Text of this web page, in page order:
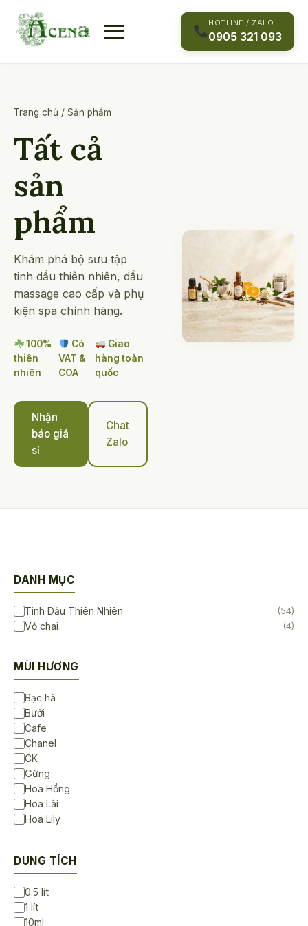
content
HOTLINE / ZALO
0905 321 093
Trang chủ / Sản phẩm
Tất cả
sản
phẩm
Khám phá bộ sưu tập
tinh dầu thiên nhiên, dầu
massage cao cấp và phụ
kiện spa chính hãng.
100%
thiên
nhiên
Có
VAT &
COA
Giao
hàng toàn
quốc
Nhận
báo giá
sỉ
Chat
Zalo
DANH MỤC
Tinh Dầu Thiên Nhiên (54)
Vỏ chai (4)
MÙI HƯƠNG
Bạc hà
Bưởi
Cafe
Chanel
CK
Gừng
Hoa Hồng
Hoa Lài
Hoa Lily
Không Mùi
Ngọc lan tây
Sả chanh
DUNG TÍCH
0.5 lít
1 lít
10ml